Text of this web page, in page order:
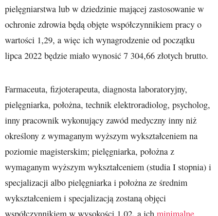
pielęgniarstwa lub w dziedzinie mającej zastosowanie w
ochronie zdrowia będą objęte współczynnikiem pracy o
wartości 1,29, a więc ich wynagrodzenie od początku
lipca 2022 będzie miało wynosić 7 304,66 złotych brutto.
Farmaceuta, fizjoterapeuta, diagnosta laboratoryjny,
pielęgniarka, położna, technik elektroradiolog, psycholog,
inny pracownik wykonujący zawód medyczny inny niż
określony z wymaganym wyższym wykształceniem na
poziomie magisterskim; pielęgniarka, położna z
wymaganym wyższym wykształceniem (studia I stopnia) i
specjalizacji albo pielęgniarka i położna ze średnim
wykształceniem i specjalizacją zostaną objęci
współczynnikiem w wysokości 1,02, a ich minimalne